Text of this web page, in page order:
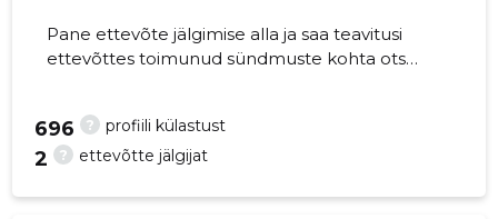
Pane ettevõte jälgimise alla ja saa teavitusi
ettevõttes toimunud sündmuste kohta otse
? profiili külastust
696
? ettevõtte jälgijat
2